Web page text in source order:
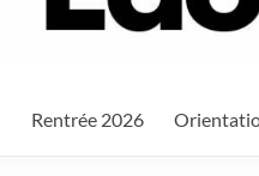
Rentrée 2026